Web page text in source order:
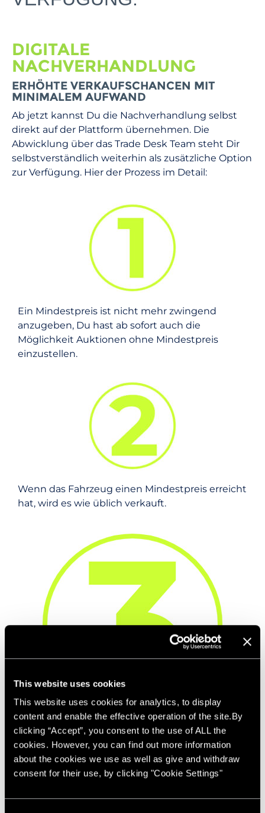
This website uses cookies
This website uses cookies for analytics, to display
content and enable the effective operation of the site.By
clicking “Accept”, you consent to the use of ALL the
cookies. However, you can find out more information
about the cookies we use as well as give and withdraw
consent for their use, by clicking "Cookie Settings"
DIGITALE
NACHVERHANDLUNG
ERHÖHTE VERKAUFSCHANCEN MIT
MINIMALEM AUFWAND
Ab jetzt kannst Du die Nachverhandlung selbst
direkt auf der Plattform übernehmen. Die
Abwicklung über das Trade Desk Team steht Dir
selbstverständlich weiterhin als zusätzliche Option
zur Verfügung. Hier der Prozess im Detail:
Ein Mindestpreis ist nicht mehr zwingend
anzugeben, Du hast ab sofort auch die
Möglichkeit Auktionen ohne Mindestpreis
einzustellen.
Wenn das Fahrzeug einen Mindestpreis erreicht
hat, wird es wie üblich verkauft.
Wenn das Fahrzeug entweder keinen
Mindestpreis hat oder der Mindestpreis nicht
erreicht wurde, startet ein neuer
automatisierter Nachverhandlungsprozess, der